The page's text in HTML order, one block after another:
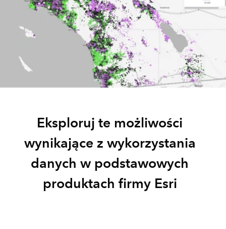
Eksploruj te możliwości
wynikające z wykorzystania
danych w podstawowych
produktach firmy Esri